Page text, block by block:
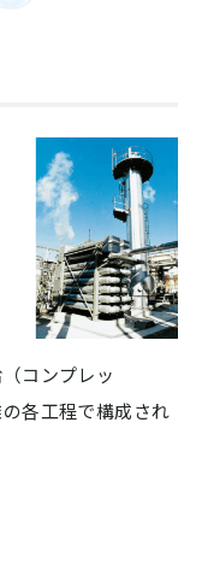
コンプレッ
各工程で構成され